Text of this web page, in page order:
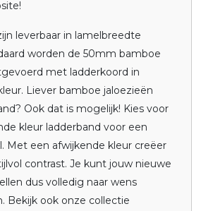
leverbaar in lamelbreedte
worden de 50mm bamboe
met ladderkoord in
Liever bamboe jaloezieën
Ook dat is mogelijk! Kies voor
kleur ladderband voor een
Met een afwijkende kleur creëer
contrast. Je kunt jouw nieuwe
dus volledig naar wens
Bekijk ook onze collectie